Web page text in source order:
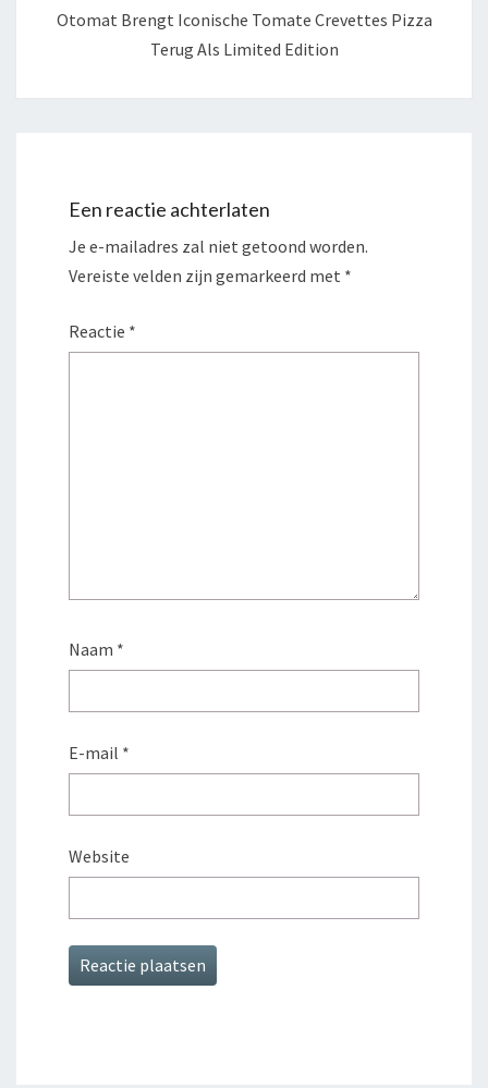
Otomat Brengt Iconische Tomate Crevettes Pizza
Terug Als Limited Edition
Een reactie achterlaten
Je e-mailadres zal niet getoond worden.
Vereiste velden zijn gemarkeerd met *
Reactie *
Naam *
E-mail *
Website